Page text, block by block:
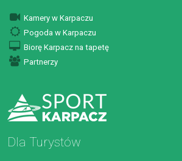
Kamery w Karpaczu
Pogoda w Karpaczu
Biorę Karpacz na tapetę
Partnerzy
Dla Turystów